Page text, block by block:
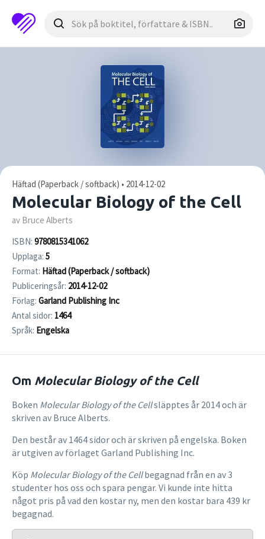
Häftad (Paperback / softback) • 2014-12-02
Molecular Biology of the Cell
av Bruce Alberts
ISBN: 9780815341062
Upplaga: 5
Format: Häftad (Paperback / softback)
Publiceringsår: 2014-12-02
Förlag: Garland Publishing Inc
Antal sidor: 1464
Språk: Engelska
Om Molecular Biology of the Cell
Boken Molecular Biology of the Cellsläpptes år 2014 och är
skriven av Bruce Alberts.
Den består av 1464 sidor och är skriven på engelska. Boken
är utgiven av förlaget Garland Publishing Inc.
Köp Molecular Biology of the Cellbegagnad från en av 3
studenter hos oss och spara pengar. Vi kunde inte hitta
något pris på vad den kostar ny, men den kostar bara 439 kr
begagnad.